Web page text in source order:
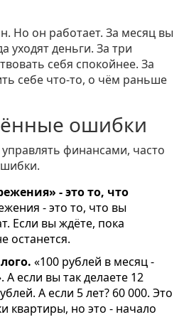
Но он работает. За месяц вы
уходят деньги. За три
себя спокойнее. За
себе что-то, о чём раньше
ошибки
финансами, часто
- это то, что
- это то, что вы
Если вы ждёте, пока
останется.
«100 рублей в месяц -
если вы так делаете 12
А если 5 лет? 60 000. Это
квартиры, но это - начало